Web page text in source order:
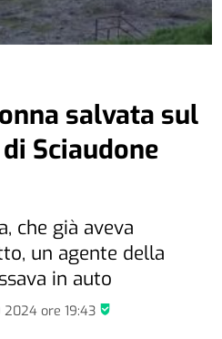
2024ore 19:43
salvata sul
Sciaudone
che già aveva
un agente della
in auto